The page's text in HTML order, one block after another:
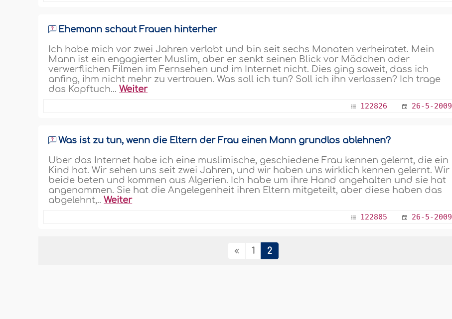
Ehemann schaut Frauen hinterher
Ich habe mich vor zwei Jahren verlobt und bin seit sechs Monaten verheiratet. Mein
Mann ist ein engagierter Muslim, aber er senkt seinen Blick vor Mädchen oder
verwerflichen Filmen im Fernsehen und im Internet nicht. Dies ging soweit, dass ich
anfing, ihm nicht mehr zu vertrauen. Was soll ich tun? Soll ich ihn verlassen? Ich trage
das Kopftuch...Weiter
122826 26-5-2009
Was ist zu tun, wenn die Eltern der Frau einen Mann grundlos ablehnen?
Über das Internet habe ich eine muslimische, geschiedene Frau kennen gelernt, die ein
Kind hat. Wir sehen uns seit zwei Jahren, und wir haben uns wirklich kennen gelernt. Wir
beide beten und kommen aus Algerien. Ich habe um ihre Hand angehalten und sie hat
angenommen. Sie hat die Angelegenheit ihren Eltern mitgeteilt, aber diese haben das
abgelehnt,..Weiter
122805 26-5-2009
1 2